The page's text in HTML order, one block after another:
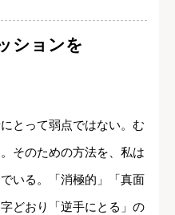
ションを
とって弱点ではない。む
そのための方法を、私は
いる。「消極的」「真面
どおり「逆手にとる」の